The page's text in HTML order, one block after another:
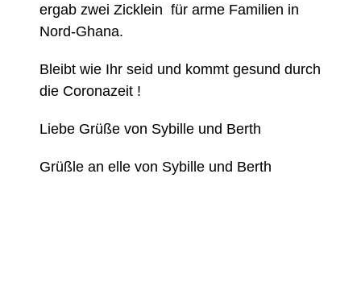
ergab zwei Zicklein für arme Familien in
Nord-Ghana.
Bleibt wie Ihr seid und kommt gesund durch
die Coronazeit !
Liebe Grüße von Sybille und Berth
Grüßle an elle von Sybille und Berth